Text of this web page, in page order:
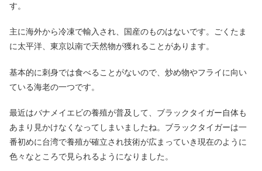
す。
主に海外から冷凍で輸入され、国産のものはないです。ごくたま
に太平洋、東京以南で天然物が獲れることがあります。
基本的に刺身では食べることがないので、炒め物やフライに向い
ている海老の一つです。
最近はバナメイエビの養殖が普及して、ブラックタイガー自体も
あまり見かけなくなってしまいましたね。ブラックタイガーは一
番初めに台湾で養殖が確立され技術が広まっていき現在のように
色々なところで見られるようになりました。